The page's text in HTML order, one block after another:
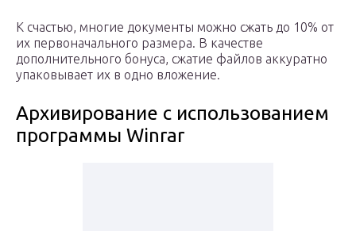
К счастью, многие документы можно сжать до 10% от
их первоначального размера. В качестве
дополнительного бонуса, сжатие файлов аккуратно
упаковывает их в одно вложение.
Архивирование с использованием
программы Winrar